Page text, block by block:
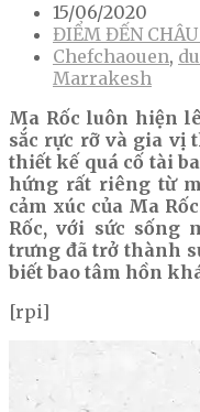
15/06/2020
ĐIỂM ĐẾN CHÂU
Chefchaouen,
Marrakesh
Ma Rốc luôn hiện
sắc rực rỡ và gia vị
thiết kế quá cố tài
hứng rất riêng từ
cảm xúc của Ma
Rốc, với sức sống
trưng đã trở thành
biết bao tâm hồn
[rpi]